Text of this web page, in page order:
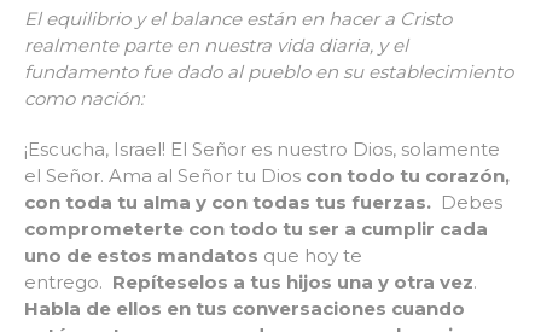
El equilibrio y el balance están en hacer a Cristo
realmente parte en nuestra vida diaria, y el
fundamento fue dado al pueblo en su establecimiento
como nación:
¡Escucha, Israel! El Señor es nuestro Dios, solamente
el Señor. Ama al Señor tu Dios con todo tu corazón,
con toda tu alma y con todas tus fuerzas. Debes
comprometerte con todo tu ser a cumplir cada
uno de estos mandatos que hoy te
entrego. Repíteselos a tus hijos una y otra vez.
Habla de ellos en tus conversaciones cuando